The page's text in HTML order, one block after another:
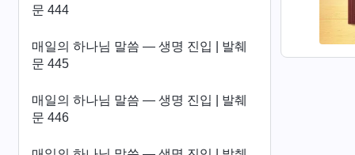
문 444
매일의 하나님 말씀 ― 생명 진입 | 발췌
문 445
매일의 하나님 말씀 ― 생명 진입 | 발췌
문 446